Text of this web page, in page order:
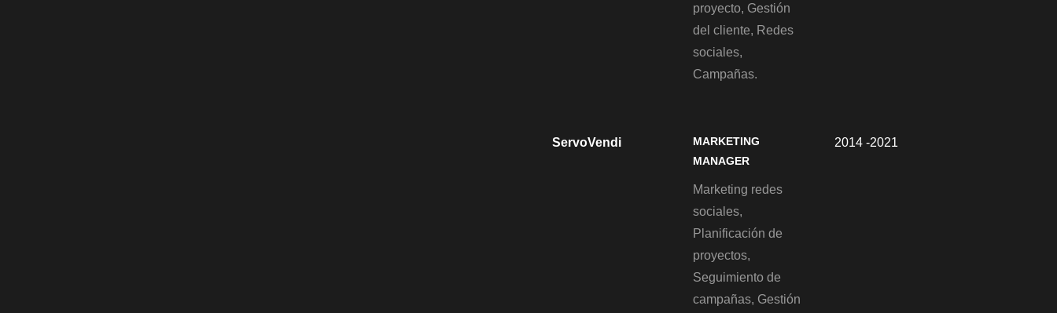
proyecto, Gestión
del cliente, Redes
sociales,
Campañas.
ServoVendi
MARKETING
MANAGER
Marketing redes
sociales,
Planificación de
proyectos,
Seguimiento de
campañas, Gestión
2014 -2021